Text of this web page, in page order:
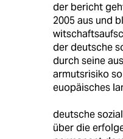
der bericht
2005 aus und
der deutsche
durch seine
armutsrisiko
euopäisches
deutsche
über die